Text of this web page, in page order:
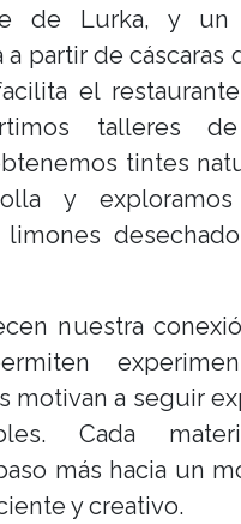
de Lurka, y un
partir de cáscaras
el
talleres de
tintes
y exploramos
nuestra
motivan a seguir
Cada
más hacia un
y creativo.